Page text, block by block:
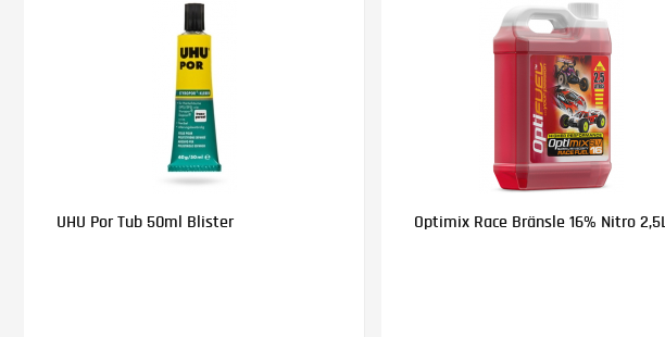
UHU Por Tub 50ml Blister Optimix Race Bränsle 16% Nitro 2,5L